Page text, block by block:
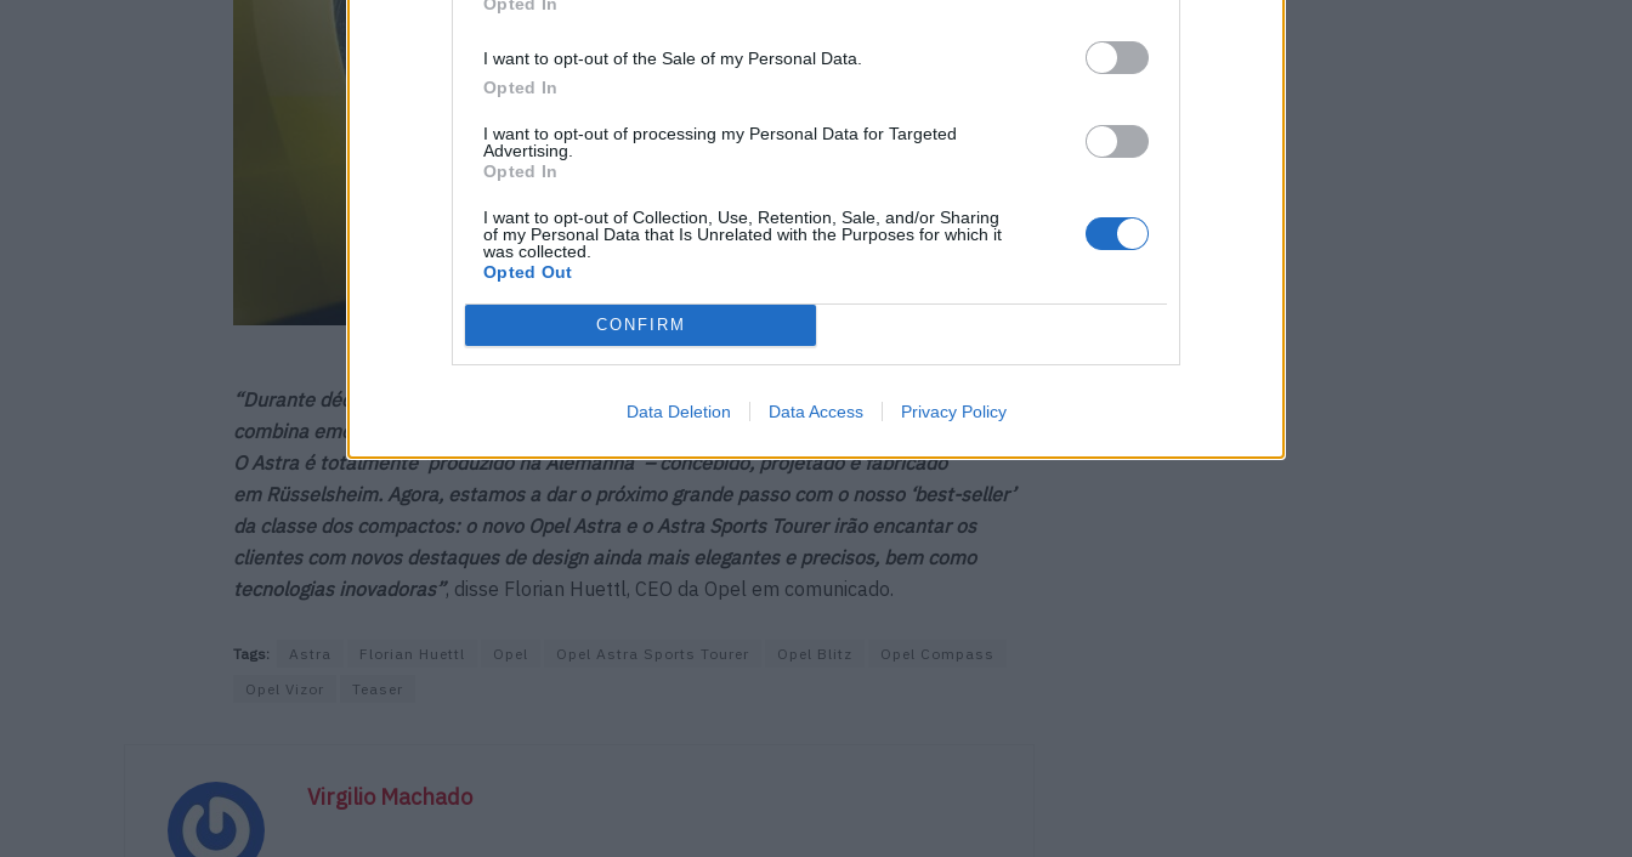
I want to opt-out of the Sale of my Personal Data.
Opted In
I want to opt-out of processing my Personal Data for Targeted
Advertising.
Opted In
I want to opt-out of Collection, Use, Retention, Sale, and/or Sharing
of my Personal Data that Is Unrelated with the Purposes for which it
was collected.
Opted Out
CONFIRM
Data Deletion Data Access Privacy Policy
“Durante décadas, o Astra representou o que distingue a Opel: engenharia alemã que
combina emoções com praticidade comprovada e tecnologias de ponta para todos.
O Astra é totalmente ‘produzido na Alemanha’ – concebido, projetado e fabricado
em Rüsselsheim. Agora, estamos a dar o próximo grande passo com o nosso ‘best-seller’
da classe dos compactos: o novo Opel Astra e o Astra Sports Tourer irão encantar os
clientes com novos destaques de design ainda mais elegantes e precisos, bem como
tecnologias inovadoras”, disse Florian Huettl, CEO da Opel em comunicado.
Tags: Astra Florian Huettl Opel Opel Astra Sports Tourer Opel Blitz
Opel Compass
Opel Vizor
Teaser
Virgilio Machado